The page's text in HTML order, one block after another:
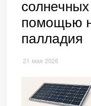
помощью
палладия
21 мая 2026